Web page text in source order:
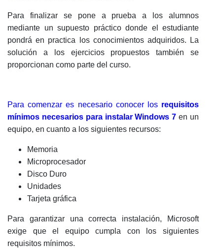
Para finalizar se pone a prueba a los alumnos
mediante un supuesto práctico donde el estudiante
pondrá en practica los conocimientos adquiridos. La
solución a los ejercicios propuestos también se
proporcionan como parte del curso.
Para comenzar es necesario conocer los requisitos
mínimos necesarios para instalar Windows 7en un
equipo, en cuanto a los siguientes recursos:
Memoria
Microprocesador
Disco Duro
Unidades
Tarjeta gráfica
Para garantizar una correcta instalación, Microsoft
exige que el equipo cumpla con los siguientes
requisitos mínimos.